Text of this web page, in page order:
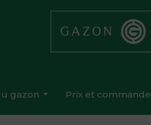
gazon Prix et commande